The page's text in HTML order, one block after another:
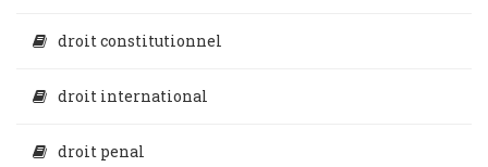
droit constitutionnel
droit international
droit penal